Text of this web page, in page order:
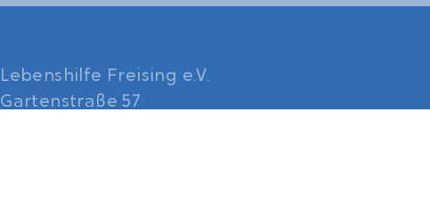
Lebenshilfe Freising e.V.
Gartenstraße 57